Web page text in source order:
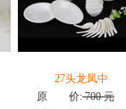
27头龙凤中
原 价:700 元